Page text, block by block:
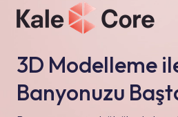
3D Modelleme
Banyonuzu